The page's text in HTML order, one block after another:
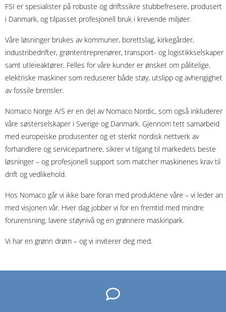
FSI er spesialister på robuste og driftssikre stubbefresere, produsert
i Danmark, og tilpasset profesjonell bruk i krevende miljøer.
Våre løsninger brukes av kommuner, borettslag, kirkegårder,
industribedrifter, grøntentreprenører, transport- og logistikkselskaper
samt utleieaktører. Felles for våre kunder er ønsket om pålitelige,
elektriske maskiner som reduserer både støy, utslipp og avhengighet
av fossile brensler.
Nomaco Norge A/S er en del av Nomaco Nordic, som også inkluderer
våre søsterselskaper i Sverige og Danmark. Gjennom tett samarbeid
med europeiske produsenter og et sterkt nordisk nettverk av
forhandlere og servicepartnere, sikrer vi tilgang til markedets beste
løsninger – og profesjonell support som matcher maskinenes krav til
drift og vedlikehold.
Hos Nomaco går vi ikke bare foran med produktene våre – vi leder an
med visjonen vår. Hver dag jobber vi for en fremtid med mindre
forurensning, lavere støynivå og en grønnere maskinpark.
Vi har en grønn drøm – og vi inviterer deg med.
